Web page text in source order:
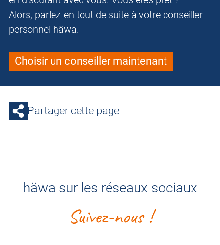
Alors, parlez-en tout de suite à votre conseiller
personnel häwa.
Choisir un conseiller maintenant
Partager cette page
häwa sur les réseaux sociaux
Suivez-nous !